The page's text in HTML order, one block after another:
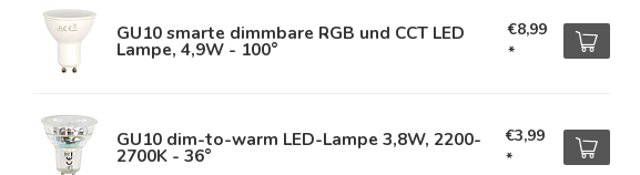
GU10 smarte dimmbare RGB und CCT LED
Lampe, 4,9W - 100°
€8,99
*
GU10 dim-to-warm LED-Lampe 3,8W, 2200-
2700K - 36°
€3,99
*